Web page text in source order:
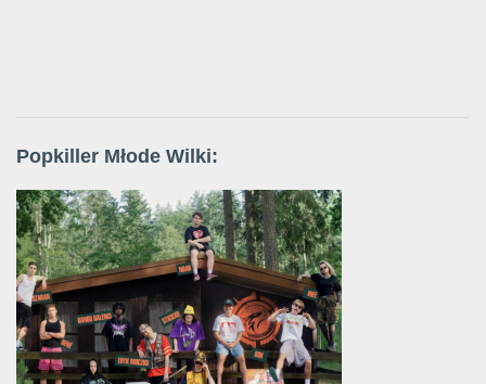
Popkiller Młode Wilki: